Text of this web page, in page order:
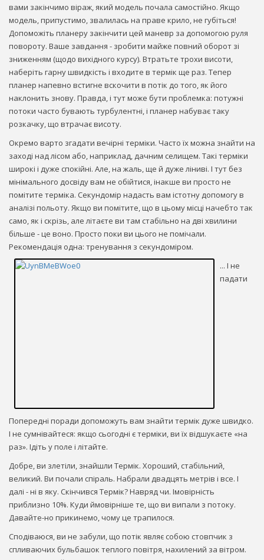
вами закінчимо віраж, який модель почала самостійно. Якщо
модель, припустимо, звалилась на праве крило, не губіться!
Допоможіть планеру закінчити цей маневр за допомогою руля
повороту. Ваше завдання - зробити майже повний оборот зі
зниженням (щодо вихідного курсу). Втратьте трохи висоти,
наберіть гарну швидкість і входите в термік ще раз. Тепер
планер напевно встигне вскочити в потік до того, як його
наклонить знову. Правда, і тут може бути проблемка: потужні
потоки часто бувають турбулентні, і планер набуває таку
розкачку, що втрачає висоту.
Окремо варто згадати вечірні терміки. Часто їх можна знайти на
заході над лісом або, наприклад, дачним селищем. Такі терміки
широкі і дуже спокійні. Але, на жаль, ще й дуже ліниві. І тут без
мінімального досвіду вам не обійтися, інакше ви просто не
помітите терміка. Секундомір надасть вам істотну допомогу в
аналізі польоту. Якщо ви помітите, що в цьому місці начебто так
само, як і скрізь, але літаєте ви там стабільно на дві хвилини
більше - це воно. Просто поки ви цього не помічали.
Рекомендація одна: тренування з секундоміром.
... І не
падати
Попередні поради допоможуть вам знайти термік дуже швидко.
І не сумнівайтеся: якщо сьогодні є терміки, ви їх відшукаєте «на
раз». Ідіть у поле і літайте.
Добре, ви злетіли, знайшли Термік. Хороший, стабільний,
великий. Ви почали спіраль. Набрали двадцять метрів і все. І
далі - ні в яку. Скінчився Термік? Навряд чи. Імовірність
приблизно 10%. Куди ймовірніше те, що ви випали з потоку.
Давайте-но прикинемо, чому це трапилося.
Сподіваюся, ви не забули, що потік являє собою стовпчик з
спливаючих бульбашок теплого повітря, нахилений за вітром.